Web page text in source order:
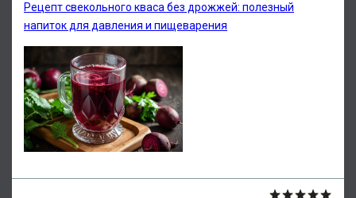
Рецепт свекольного кваса без дрожжей: полезный
напиток для давления и пищеварения